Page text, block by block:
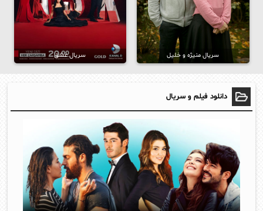
سریال منیژه و خلیل سریال عشق
دانلود فیلم و سریال